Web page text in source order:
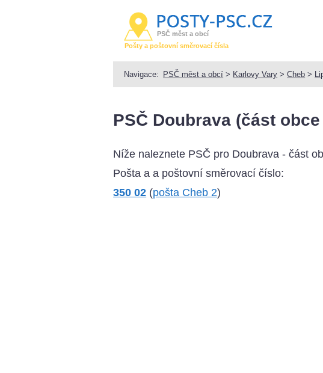
PSČ měst a obcí
Pošty a poštovní směrovací čísla
Navigace: PSČ měst a obcí > Karlovy Vary >Cheb >
PSČ Doubrava (část
Níže naleznete PSČ pro Doubrava - část
Pošta a a poštovní směrovací číslo:
350 02 (pošta Cheb 2)